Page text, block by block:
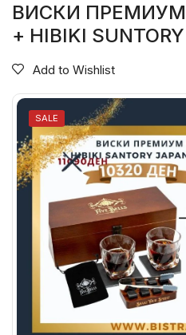
ВИСКИ ПРЕМИУМ
+ HIBIKI
Add to Wishlist
SALE